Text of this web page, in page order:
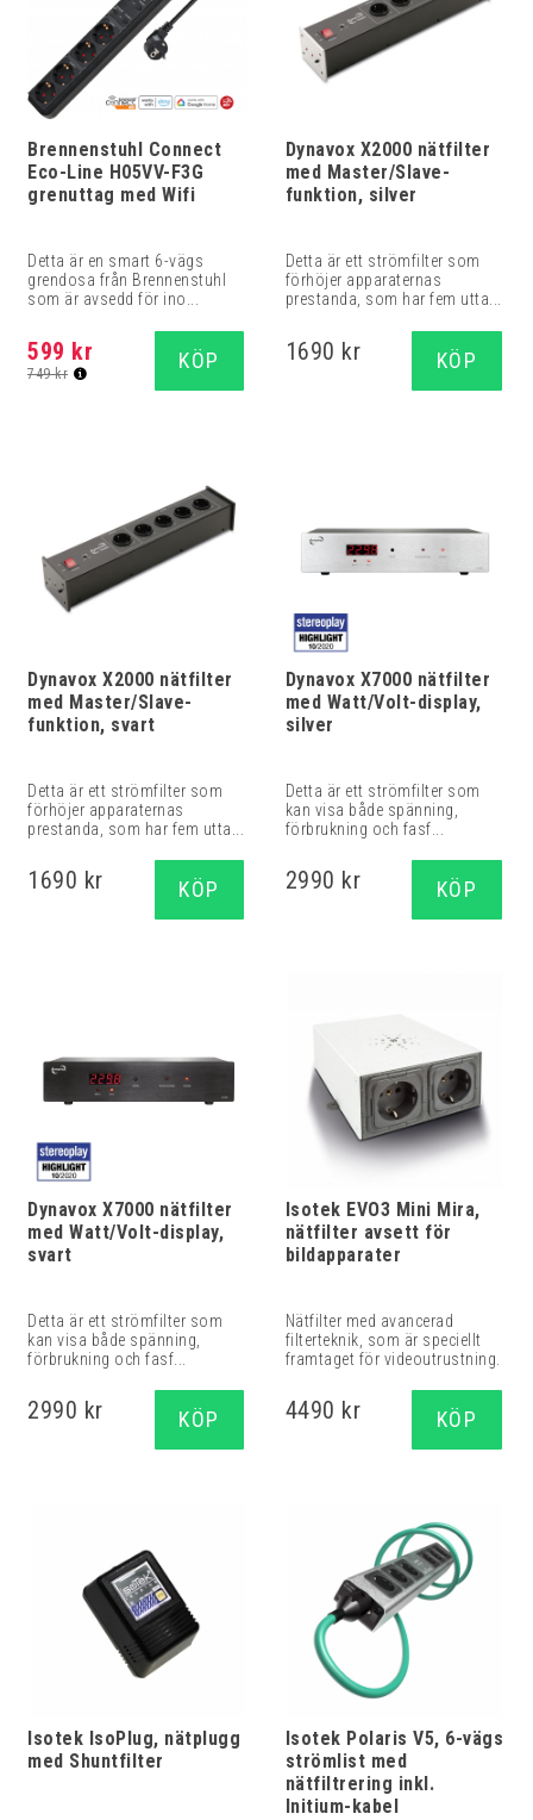
Brennenstuhl Connect
Eco-Line H05VV-F3G
grenuttag med Wifi
Detta är en smart 6-vägs
grendosa från Brennenstuhl
som är avsedd för ino...
599 kr
749 kr
KÖP
Dynavox X2000 nätfilter
med Master/Slave-
funktion, silver
Detta är ett strömfilter som
förhöjer apparaternas
prestanda, som har fem utta...
1690 kr KÖP
Dynavox X2000 nätfilter
med Master/Slave-
funktion, svart
Detta är ett strömfilter som
förhöjer apparaternas
prestanda, som har fem utta...
1690 kr KÖP
Dynavox X7000 nätfilter
med Watt/Volt-display,
silver
Detta är ett strömfilter som
kan visa både spänning,
förbrukning och fasf...
2990 kr KÖP
Dynavox X7000 nätfilter
med Watt/Volt-display,
svart
Detta är ett strömfilter som
kan visa både spänning,
förbrukning och fasf...
2990 kr KÖP
Isotek EVO3 Mini Mira,
nätfilter avsett för
bildapparater
Nätfilter med avancerad
filterteknik, som är speciellt
framtaget för videoutrustning.
4490 kr KÖP
Isotek IsoPlug, nätplugg
med Shuntfilter
Isotek Polaris V5, 6-vägs
strömlist med
nätfiltrering inkl.
Initium-kabel